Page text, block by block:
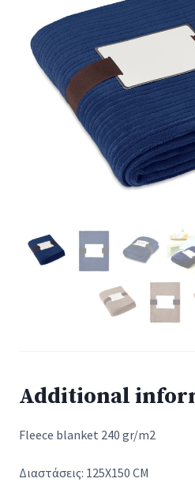
Additional
Fleece blanket 240 gr/m2
Διαστάσεις: 125X150 CM